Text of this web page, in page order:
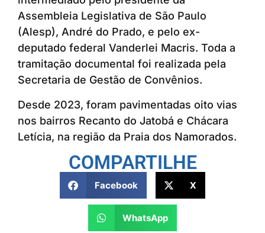
Assembleia Legislativa de São Paulo
(Alesp), André do Prado, e pelo ex-
deputado federal Vanderlei Macris. Toda a
tramitação documental foi realizada pela
Secretaria de Gestão de Convênios.
Desde 2023, foram pavimentadas oito vias
nos bairros Recanto do Jatobá e Chácara
Letícia, na região da Praia dos Namorados.
COMPARTILHE
Facebook X
WhatsApp